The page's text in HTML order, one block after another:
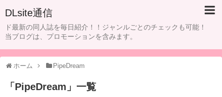
DLsite通信
ド最新の同人誌を毎日紹介！！ジャンルごとのチェックも可能！
当ブログは、プロモーションを含みます。
ホーム PipeDream
「 PipeDream 」 一覧